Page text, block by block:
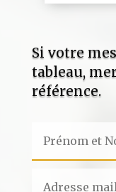
Si votre
tableau,
référence.